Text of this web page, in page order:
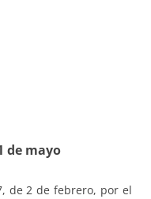
de mayo
de 2 de febrero, por el